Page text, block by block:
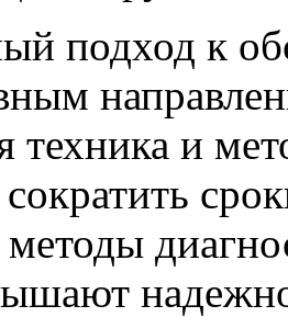
подход к
и